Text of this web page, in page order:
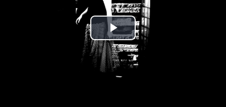
Play
Video